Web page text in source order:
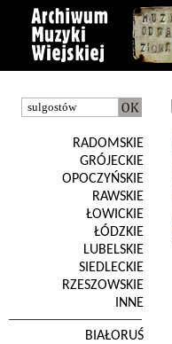
RADOMSKIE
GRÓJECKIE
OPOCZYŃSKIE
RAWSKIE
ŁOWICKIE
ŁÓDZKIE
LUBELSKIE
SIEDLECKIE
RZESZOWSKIE
INNE
BIAŁORUŚ